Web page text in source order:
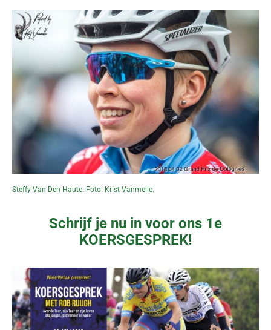
Steffy Van Den Haute. Foto: Krist Vanmelle.
Schrijf je nu in voor ons 1e
KOERSGESPREK!